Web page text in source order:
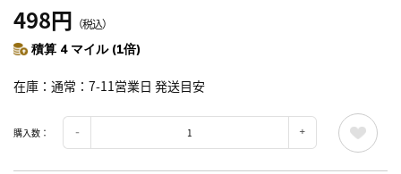
498円 （税込）
積算 4 マイル (1倍)
在庫 通常：7-11営業日 発送目安
購入数：